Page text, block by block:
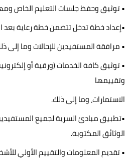
• توثيق وحفظ جلسات التعليم الخاص
•إعداد خطة تدخل تتضمن خطة رعاية بعد
• مرافقة المستفيدين للإحالات وما إلى
• توثيق كافة الخدمات (ورقية أو
وتقييمها
الاستمارات، وما إلى ذلك.
•تطبيق مبادئ السرية لجميع
الوثائق المكتوبة.
• تقديم المعلومات والتقييم الأولي